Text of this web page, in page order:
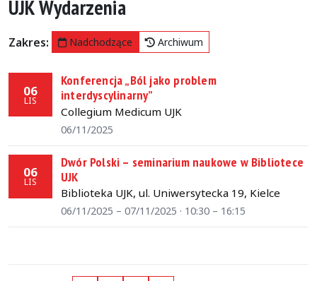
UJK Wydarzenia
Zakres: Nadchodzące Archiwum
06
LIS
Konferencja „Ból jako problem
interdyscylinarny”
Collegium Medicum UJK
06/11/2025
06
LIS
Dwór Polski – seminarium naukowe w Bibliotece
UJK
Biblioteka UJK, ul. Uniwersytecka 19, Kielce
06/11/2025 – 07/11/2025 · 10:30 – 16:15